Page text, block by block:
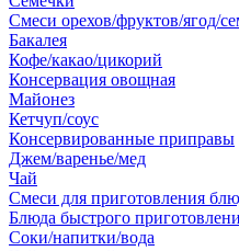
Смеси орехов/фруктов/ягод/
Бакалея
Кофе/какао/цикорий
Консервация овощная
Майонез
Кетчуп/соус
Консервированные приправы
Джем/варенье/мед
Чай
Смеси для приготовления
Блюда быстрого
Соки/напитки/вода